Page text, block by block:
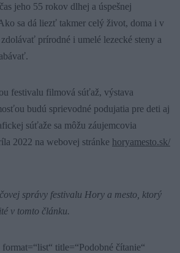
jeho 55 rokov dlhej a úspešnej
sa dá liezť takmer celý život, doma i v
prírodné i umelé lezecké steny a
festivalu filmová súťaž, výstava
budú sprievodné podujatia pre deti aj
súťaže sa môžu záujemcovia
2022 na webovej stránke horyamesto.sk/
správy festivalu Hory a mesto, ktorý
v tomto článku.
title=“Podobné čítanie“